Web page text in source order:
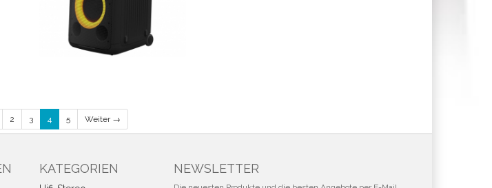
2 3 4 5 Weiter →
KATEGORIEN NEWSLETTER